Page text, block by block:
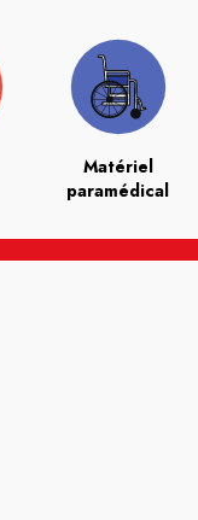
Matériel
paramédical